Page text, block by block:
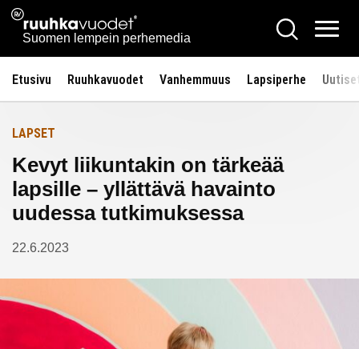
Siirry
sisältöön
Ruuhkavuodet.fi
Suomen lempein perhemedia
Hae
Etusivu Ruuhkavuodet Vanhemmuus Lapsiperhe
Etusivulle
LAPSET
Kevyt liikuntakin on tärkeää
lapsille – yllättävä havainto
uudessa tutkimuksessa
22.6.2023